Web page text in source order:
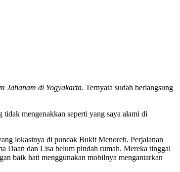
Jahanam di Yogyakarta. Ternyata sudah berlangsung
mengenakkan seperti yang saya alami di
lokasinya di puncak Bukit Menoreh. Perjalanan
Daan dan Lisa belum pindah rumah. Mereka tinggal
baik hati menggunakan mobilnya mengantarkan